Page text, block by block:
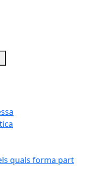
quals forma part